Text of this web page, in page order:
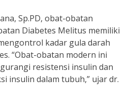
Sp.PD, obat-obatan
Diabetes Melitus memiliki
kadar gula darah
“Obat-obatan modern ini
resistensi insulin dan
insulin dalam tubuh,” ujar dr.